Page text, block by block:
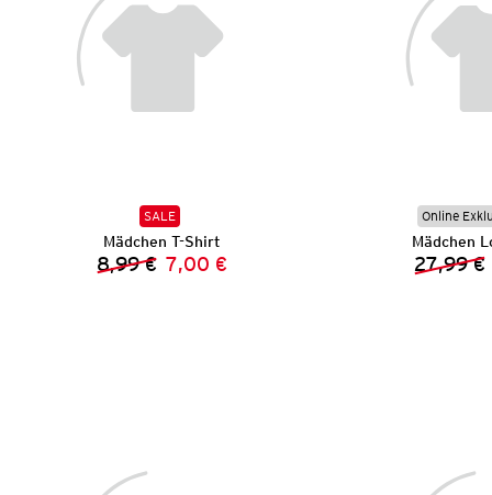
SALE
Mädchen T-Shirt
Vorheriger Preis:
8,99 € Neuer Preis:
7,00 €
Online
Mädchen
27,99 €